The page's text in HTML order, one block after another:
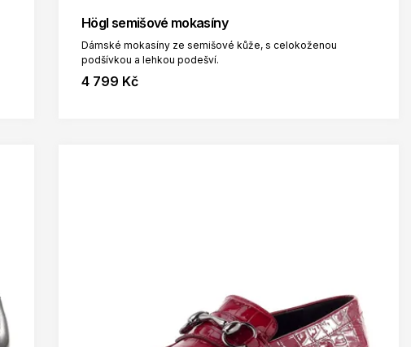
Högl semišové mokasíny
Dámské mokasíny ze semišové kůže, s celokoženou
podšívkou a lehkou podešví.
4 799 Kč